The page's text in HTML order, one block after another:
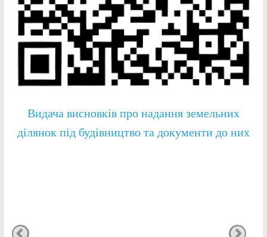
Видача висновків про надання земельних
ділянок під будівництво та документи до них